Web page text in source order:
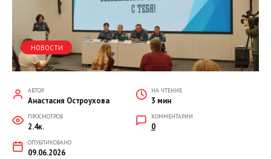
НОВОСТИ
АВТОР
Анастасия Остроухова
НА ЧТЕНИЕ
3 мин
ПРОСМОТРОВ
2.4к.
КОММЕНТАРИИ
0
ОПУБЛИКОВАНО
09.06.2026